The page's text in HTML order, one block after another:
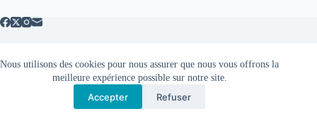
Nous utilisons des cookies pour nous assurer que nous vous offrons la
meilleure expérience possible sur notre site.
Accepter Refuser
Mentions légales